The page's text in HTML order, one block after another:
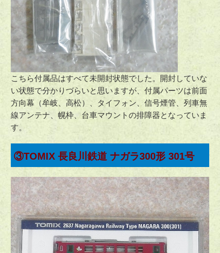
こちら付属品はすべて未開封状態でした。開封していな
い状態で分かりづらいと思いますが、付属パーツは前面
方向幕（牟岐、高松）、タイフォン、信号煙管、列車無
線アンテナ、幌枠、台車マウントの排障器となっていま
す。
③TOMIX 長良川鉄道 ナガラ300形 301号